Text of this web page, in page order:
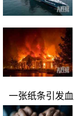
一张纸条引发血